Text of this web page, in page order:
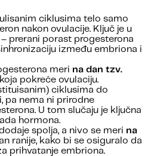
ciklusima telo samo
nakon ovulacije. Ključ je u
– prerani porast progesterona
između embriona i
meri na dan tzv.
pokreće ovulaciju.
ciklusima do
pa nema ni prirodne
U tom slučaju je ključna
hormona.
spolja, a nivo se meri na
ranije, kako bi se osiguralo da
prihvatanje embriona.